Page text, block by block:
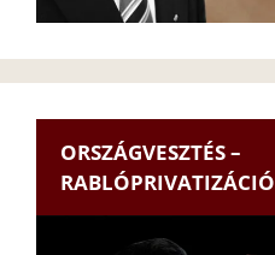
ORSZÁGVESZTÉS –
RABLÓPRIVATIZÁCIÓ